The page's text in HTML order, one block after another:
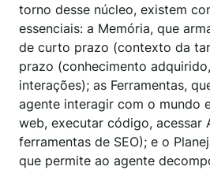
torno desse núcleo, existem
essenciais: a Memória, que
de curto prazo (contexto da
prazo (conhecimento
interações); as Ferramentas,
agente interagir com o mundo
web, executar código, acessar
ferramentas de SEO); e o
que permite ao agente